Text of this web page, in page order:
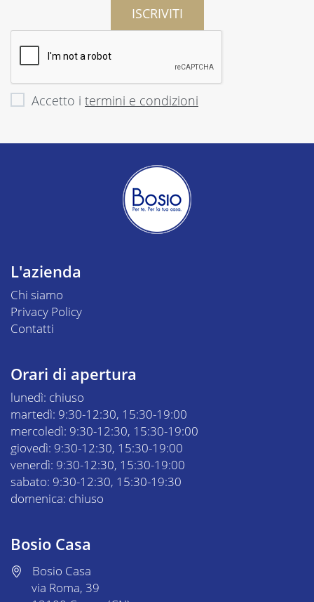
ISCRIVITI
Accetto i termini e condizioni
L'azienda
Chi siamo
Privacy Policy
Contatti
Orari di apertura
lunedì: chiuso
martedì: 9:30-12:30, 15:30-19:00
mercoledì: 9:30-12:30, 15:30-19:00
giovedì: 9:30-12:30, 15:30-19:00
venerdì: 9:30-12:30, 15:30-19:00
sabato: 9:30-12:30, 15:30-19:30
domenica: chiuso
Bosio Casa
Bosio Casa
via Roma, 39